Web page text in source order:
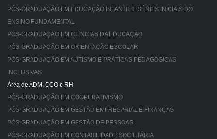
PÓS-GRADUAÇÃO EM EDUCAÇÃO INFANTIL E SÉRIES INICIAIS DO
ENSINO FUNDAMENTAL
PÓS-GRADUAÇÃO EM CIÊNCIAS DA EDUCAÇÃO
PÓS-GRADUAÇÃO EM ORIENTAÇÃO ESCOLAR
PÓS-GRADUAÇÃO EM AUTISMO E PRÁTICAS PEDAGÓGICAS
INCLUSIVAS
Área de ADM, CCO e RH
PÓS-GRADUAÇÃO EM COOPERATIVISMO
PÓS-GRADUAÇÃO EM GESTÃO EMPRESARIAL E FINANÇAS
PÓS-GRADUAÇÃO EM GESTÃO DE PESSOAS
PÓS-GRADUAÇÃO EM CONTABILIDADE SOCIETÁRIA